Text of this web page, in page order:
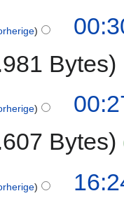
Bytes
Bytes